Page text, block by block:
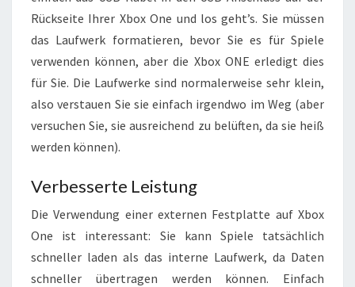
Rückseite Ihrer Xbox One und los geht’s. Sie müssen
das Laufwerk formatieren, bevor Sie es für Spiele
verwenden können, aber die Xbox ONE erledigt dies
für Sie. Die Laufwerke sind normalerweise sehr klein,
also verstauen Sie sie einfach irgendwo im Weg (aber
versuchen Sie, sie ausreichend zu belüften, da sie heiß
werden können).
Verbesserte Leistung
Die Verwendung einer externen Festplatte auf Xbox
One ist interessant: Sie kann Spiele tatsächlich
schneller laden als das interne Laufwerk, da Daten
schneller übertragen werden können. Einfach